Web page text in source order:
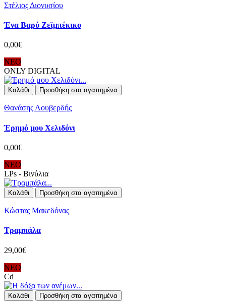
Στέλιος Διονυσίου
Ένα Βαρύ Ζεϊμπέκικο
0,00€
ΝΕΟ
ONLY DIGITAL
Καλάθι Προσθήκη στα αγαπημένα
Θανάσης Λουβερδής
Έρημό μου Χελιδόνι
0,00€
ΝΕΟ
LPs - Βινύλια
Καλάθι Προσθήκη στα αγαπημένα
Κώστας Μακεδόνας
Τραμπάλα
29,00€
ΝΕΟ
Cd
Καλάθι Προσθήκη στα αγαπημένα